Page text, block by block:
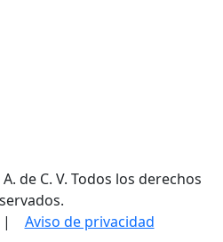
de C. V. Todos los derechos
Aviso de privacidad